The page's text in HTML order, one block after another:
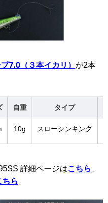
7.0（３本イカリ） が2本
自重 タイプ
10g スローシンキング
詳細ページはこちら
ちら